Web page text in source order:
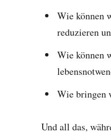
Wie können
reduzieren
Wie können
Wie bringen
Und all das,